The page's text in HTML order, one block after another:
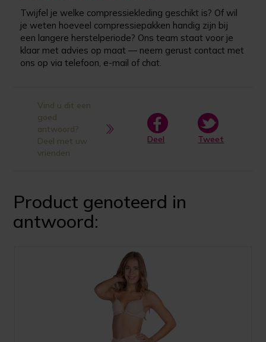
Twijfel je welke compressiekleding geschikt is? Of wil
je weten hoeveel compressiepakken handig zijn bij
een langere herstelperiode? Ons team staat voor je
klaar met advies op maat — neem gerust contact met
ons op via telefoon, e-mail of chat.
Vind u dit een
goed
antwoord?
Deel met uw
vrienden
Deel Tweet
Product genoteerd in
antwoord: